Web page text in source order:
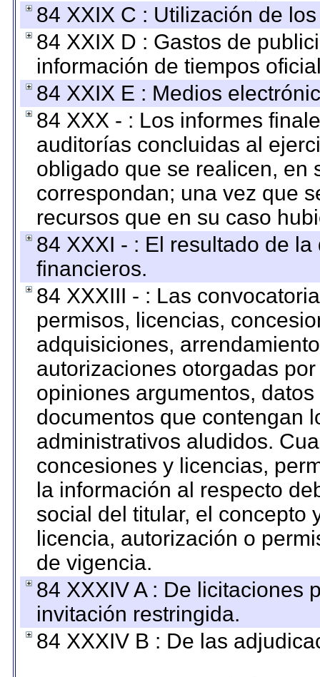
84 XXIX C : Utilización de
84 XXIX D : Gastos de
información de tiempos
84 XXIX E : Medios
84 XXX - : Los informes
auditorías concluidas al
obligado que se realicen, en
correspondan; una vez que
recursos que en su caso
84 XXXI - : El resultado de
financieros.
84 XXXIII - : Las
permisos, licencias,
adquisiciones,
autorizaciones otorgadas
opiniones argumentos,
documentos que contengan
administrativos aludidos.
concesiones y licencias,
la información al respecto
social del titular, el concepto
licencia, autorización o
de vigencia.
84 XXXIV A : De licitaciones
invitación restringida.
84 XXXIV B : De las